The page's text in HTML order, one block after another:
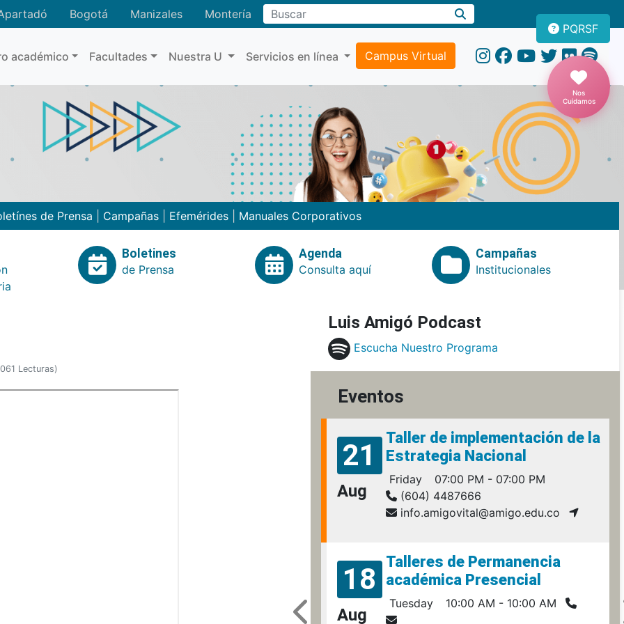
Bogotá Manizales MonteríaBuscar
académico Facultades Nuestra U Servicios en línea Campus Virtual
PQRSF
Nos
Cuidamos
de Prensa Campañas Efemérides Manuales Corporativos
Boletines
de Prensa
Agenda
Consulta aquí
Campañas
Institucionales
Lecturas)
Luis Amigó Podcast
Escucha Nuestro Programa
Eventos
21
Aug
Taller de implementación de la
Estrategia Nacional
Friday
07:00 PM - 07:00 PM
(604) 4487666
info.amigovital@amigo.edu.co
18
Aug
Talleres de Permanencia
académica Presencial
Tuesday 10:00 AM - 10:00 AM